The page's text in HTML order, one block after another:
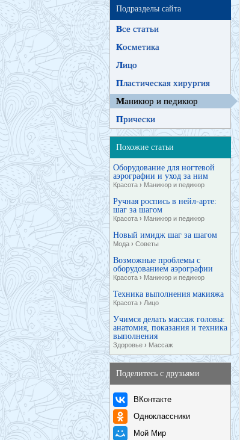
Подразделы сайта
Все статьи
Косметика
Лицо
Пластическая хирургия
Маникюр и педикюр
Прически
Похожие статьи
Оборудование для ногтевой
аэрографии и уход за ним
Красота › Маникюр и педикюр
Ручная роспись в нейл-арте:
шаг за шагом
Красота › Маникюр и педикюр
Новый имидж шаг за шагом
Мода › Советы
Возможные проблемы с
оборудованием аэрографии
Красота › Маникюр и педикюр
Техника выполнения макияжа
Красота › Лицо
Учимся делать массаж головы:
анатомия, показания и техника
выполнения
Здоровье › Массаж
Поделитесь с друзьями
ВКонтакте
Одноклассники
Мой Мир